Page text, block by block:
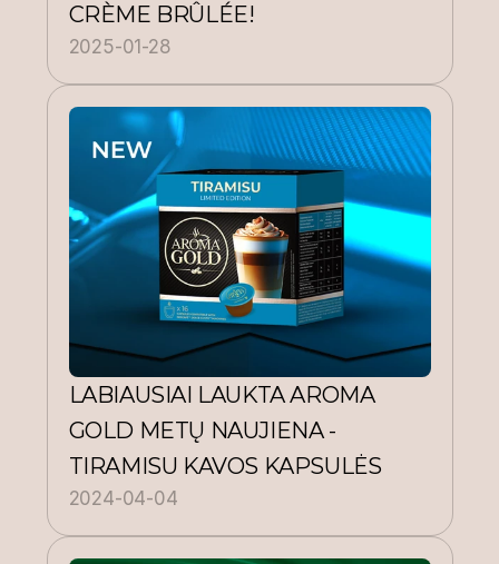
CRÈME BRÛLÉE!
2025-01-28
LABIAUSIAI LAUKTA AROMA
GOLD METŲ NAUJIENA -
TIRAMISU KAVOS KAPSULĖS
2024-04-04